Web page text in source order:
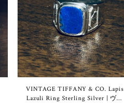
VINTAGE TIFFANY & CO. Lapis
Lazuli Ring Sterling Silver | ヴィ